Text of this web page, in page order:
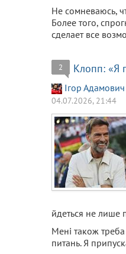
Не сомневаюсь,
Более того,
сделает все
2 Клопп: «Я
Ігор Адамович
04.07.2026, 21:44
йдеться не лише
Мені також
питань. Я